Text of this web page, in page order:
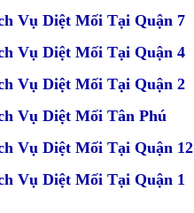
Vụ Diệt Mối Tại Quận 7
Vụ Diệt Mối Tại Quận 4
Vụ Diệt Mối Tại Quận 2
Vụ Diệt Mối Tân Phú
Vụ Diệt Mối Tại Quận 12
Vụ Diệt Mối Tại Quận 1